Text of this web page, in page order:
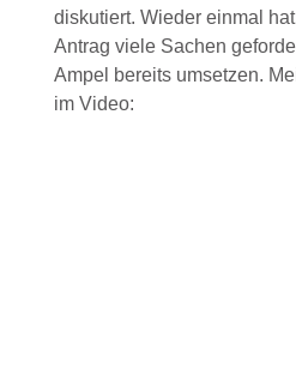
diskutiert. Wieder einmal
Antrag viele Sachen
Ampel bereits umsetzen.
im Video: